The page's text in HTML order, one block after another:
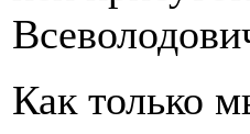
Как только